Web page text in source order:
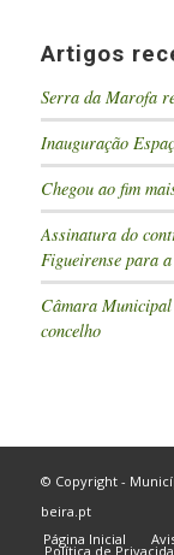
Artigos
Serra da Marofa
Inauguração
Chegou ao fim
Assinatura do
Figueirense para
Câmara
concelho
© Copyright -
beira.pt
Página Inicial
Política de